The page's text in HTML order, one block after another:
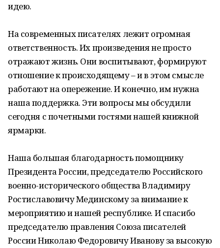
идею.
На современных писателях лежит огромная
ответственность. Их произведения не просто
отражают жизнь. Они воспитывают, формируют
отношение к происходящему – и в этом смысле
работают на опережение. И конечно, им нужна
наша поддержка. Эти вопросы мы обсудили
сегодня с почетными гостями нашей книжной
ярмарки.
Наша большая благодарность помощнику
Президента России, председателю Российского
военно-исторического общества Владимиру
Ростиславовичу Мединскому за внимание к
мероприятию и нашей республике. И спасибо
председателю правления Союза писателей
России Николаю Федоровичу Иванову за высокую